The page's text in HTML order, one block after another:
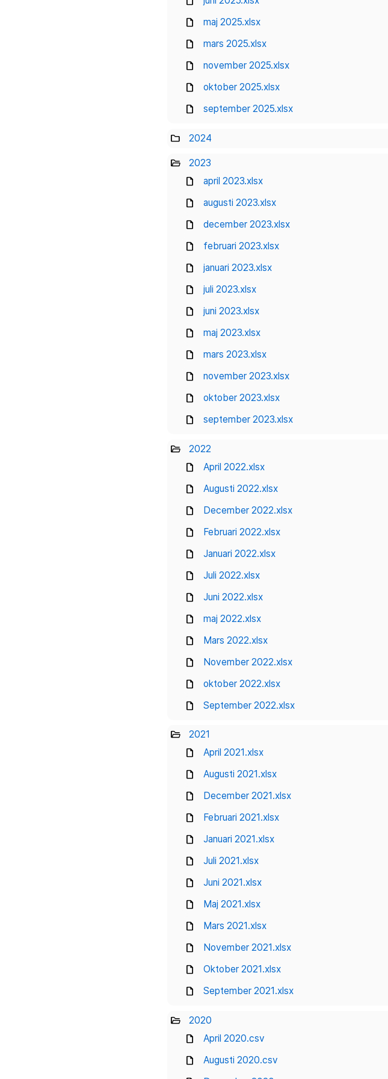
draft maj 2025.xlsx
draft mars 2025.xlsx
draft november 2025.xlsx
draft oktober 2025.xlsx
draft september 2025.xlsx
folder 2024
folder_open 2023
draft april 2023.xlsx
draft augusti 2023.xlsx
draft december 2023.xlsx
draft februari 2023.xlsx
draft januari 2023.xlsx
draft juli 2023.xlsx
draft juni 2023.xlsx
draft maj 2023.xlsx
draft mars 2023.xlsx
draft november 2023.xlsx
draft oktober 2023.xlsx
draft september 2023.xlsx
folder_open 2022
draft April 2022.xlsx
draft Augusti 2022.xlsx
draft December 2022.xlsx
draft Februari 2022.xlsx
draft Januari 2022.xlsx
draft Juli 2022.xlsx
draft Juni 2022.xlsx
draft maj 2022.xlsx
draft Mars 2022.xlsx
draft November 2022.xlsx
draft oktober 2022.xlsx
draft September 2022.xlsx
folder_open 2021
draft April 2021.xlsx
draft Augusti 2021.xlsx
draft December 2021.xlsx
draft Februari 2021.xlsx
draft Januari 2021.xlsx
draft Juli 2021.xlsx
draft Juni 2021.xlsx
draft Maj 2021.xlsx
draft Mars 2021.xlsx
draft November 2021.xlsx
draft Oktober 2021.xlsx
draft September 2021.xlsx
folder_open 2020
draft April 2020.csv
draft Augusti 2020.csv